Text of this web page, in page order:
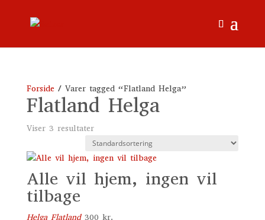
Forside/ Varer tagged “Flatland Helga”
Flatland Helga
Viser 3 resultater
Alle vil hjem, ingen vil
tilbage
Helga Flatland 300 kr.